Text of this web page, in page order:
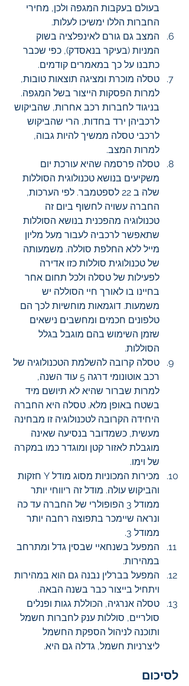
בעולם בעקבות המגפה ולכן, מחירי
החברות הללו ימשיכו לעלות.
המצב גם גורם לאינפלציה בשוק
המניות (בעיקר בנאסדק), כפי שכבר
כתבנו על כך במאמרים קודמים.
טסלה מוכרת ומציגה תוצאות טובות,
למרות הפסקות הייצור בשל המגפה.
בניגוד לחברות רכב אחרות, שהביקוש
לרכביהן ירד בחדות, הרי שהביקוש
לרכבי טסלה ממשיך להיות גבוה,
למרות המצב.
טסלה פרסמה שהיא עורכת יום
משקיעים בנושא טכנולוגית הסוללות
שלה ב 22 לספטמבר. לפי הערכות,
החברה עשויה לחשוף ביום זה
טכנולוגיה מהפכנית בנושא הסוללות
שתאפשר לרכביה לעבור מעל מליון
מייל ללא החלפת סוללה. משמעותה
של טכנולוגית סוללות כזו אדירה
לפעילות של טסלה ולכל תחום אחר
בחיינו בו לאורך חיי הסוללה יש
משמעות. דוגמאות מוחשיות לכך הם
טלפונים חכמים ומחשבים נישאים
שזמן השימוש בהם מוגבל בגלל
הסוללות.
טסלה קרובה להשלמת הטכנולוגיה של
רכב אוטונומי דרגה 5 עוד השנה,
למרות שברור שהיא לא תיושם מיד
בשטח באופן מלא. טסלה היא החברה
היחידה הקרובה לטכנולוגיה זו מבחינה
מעשית, כשמדובר בנסיעה שאינה
מוגבלת לאזור קטן ומוגדר כמו במקרה
של וימו.
מכירות המכוניות מסוג מודל Y חזקות
והביקוש עולה. מודל זה ריווחי יותר
ממודל 3 הפופולרי של החברה עד כה
ונראה שיימכר בתפוצה רחבה יותר
ממודל 3.
המפעל בשנחאיי שבסין גדל ומתרחב
במהירות.
המפעל בברלין נבנה גם הוא במהירות
ויתחיל בייצור כבר בשנה הבאה.
טסלה אנרגיה, הכוללת גגות ופנלים
סולריים, סוללות ענק לחברות חשמל
ותוכנה לניהול הספקת החשמל
ליצרניות חשמל, גדלה גם היא.
לסיכום